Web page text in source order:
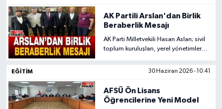
AK Partili Arslan'dan Birlik
Beraberlik Mesajı
AK Parti Milletvekili Hasan Aslan; sivil
toplum kuruluşları, yerel yönetimler
ağırlayarak birlik ve beraberlik mesajı
EĞITIM 30 Haziran 2026 - 10:41
AFSÜ Ön Lisans
Öğrencilerine Yeni Model